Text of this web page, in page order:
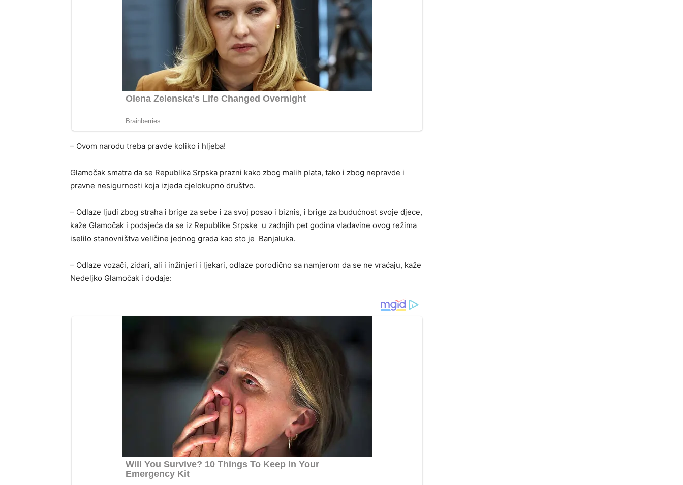
– Ovom narodu treba pravde koliko i hljeba!
Glamočak smatra da se Republika Srpska prazni kako zbog malih plata, tako i zbog nepravde i
pravne nesigurnosti koja izjeda cjelokupno društvo.
– Odlaze ljudi zbog straha i brige za sebe i za svoj posao i biznis, i brige za budućnost svoje djece,
kaže Glamočak i podsjeća da se iz Republike Srpske u zadnjih pet godina vladavine ovog režima
iselilo stanovništva veličine jednog grada kao sto je Banjaluka.
– Odlaze vozači, zidari, ali i inžinjeri i ljekari, odlaze porodično sa namjerom da se ne vraćaju, kaže
Nedeljko Glamočak i dodaje: